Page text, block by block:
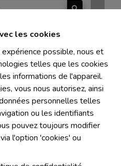
les cookies
possible, nous et
telles que les cookies
informations de l'appareil.
vous nous autorisez, ainsi
personnelles telles
ou les identifiants
pouvez toujours modifier
l'option 'cookies' ou
À Louer
et financièrement
BE 0755330288